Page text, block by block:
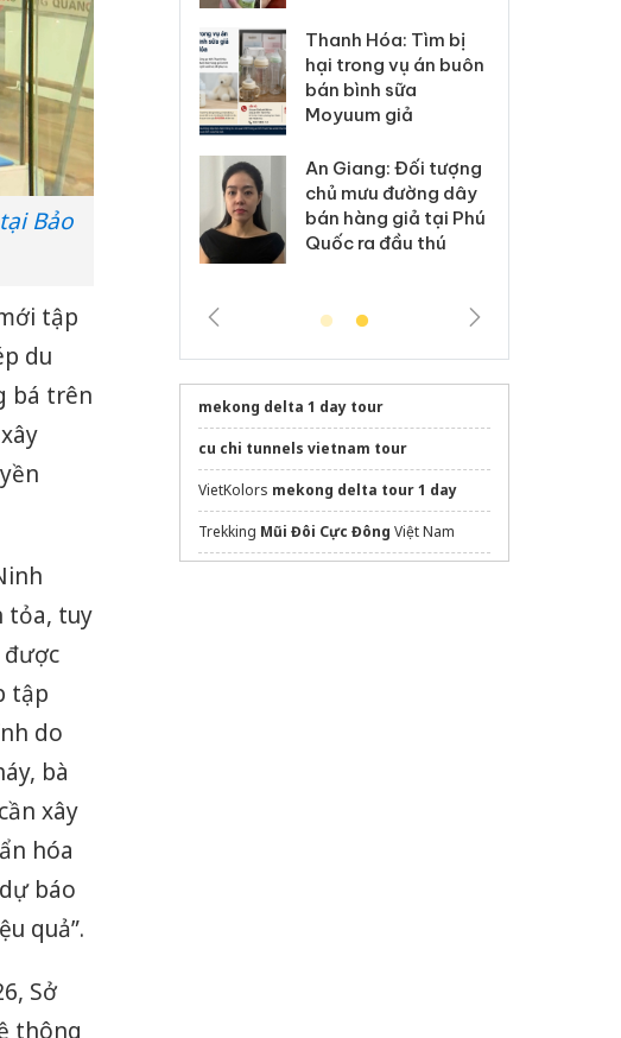
Bảo
tập
du
bá trên
tỏa, tuy
tập
do
bà
xây
hóa
báo
quả”.
Sở
thông
Hưng Yên: Xử lý 6 hộ
kinh doanh bán hàng
giả mạo nhãn hiệu
Adidas, Nike
Cà Mau: Tiêu hủy
công khai hàng ngàn
sản phẩm nhập lậu,
Thanh Hóa: Tìm bị
hại trong vụ án buôn
bán bình sữa
Moyuum giả
An Giang: Đối tượng
chủ mưu đường dây
bán hàng giả tại Phú
Quốc ra đầu thú
mekong delta 1 day tour
cu chi tunnels vietnam tour
VietKolors mekong delta tour 1 day
Trekking Mũi Đôi Cực Đông Việt Nam